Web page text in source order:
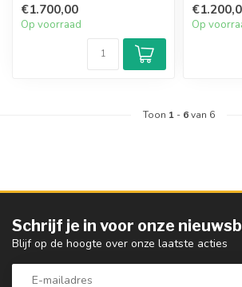
€1.700,00
Op voorraad
precies
Op
Toon 1 - 6van 6
Schrijf je in voor onze
Blijf op de hoogte over onze laatste acties